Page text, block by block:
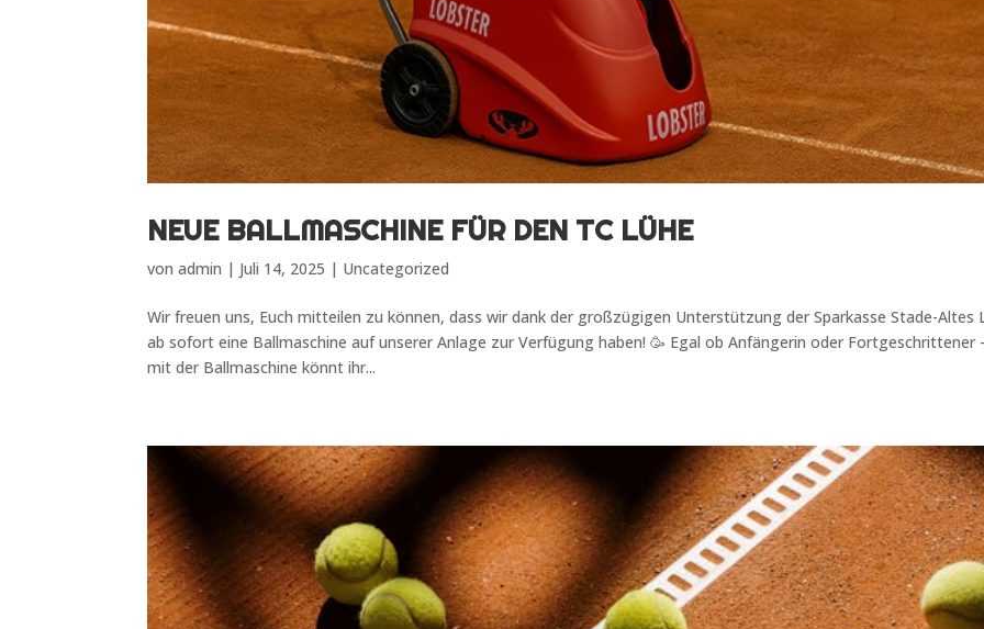
NEUE BALLMASCHINE FÜR DEN TC LÜHE
vonadmin | Juli 14, 2025 | Uncategorized
Wir freuen uns, Euch mitteilen zu können, dass wir dank der großzügigen Unterstützung der Sparkasse Stade-Altes
ab sofort eine Ballmaschine auf unserer Anlage zur Verfügung haben! 🥳 Egal ob Anfängerin oder Fortgeschrittener
mit der Ballmaschine könnt ihr...